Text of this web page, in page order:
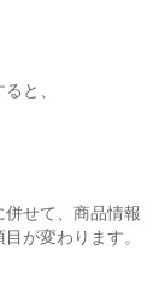
と、
せて、商品情報
が変わります。